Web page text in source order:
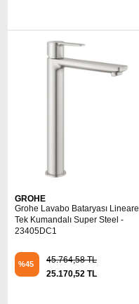
GROHE
Grohe Lavabo Bataryası Lineare
Tek Kumandalı Super Steel -
23405DC1
%45
45.764,58 TL
25.170,52 TL